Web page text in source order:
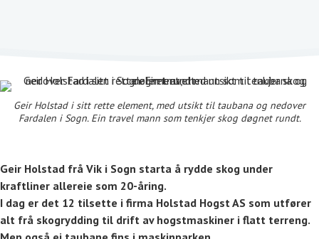
Geir Holstad i sitt rette element, med utsikt til taubana og nedover
Fardalen i Sogn. Ein travel mann som tenkjer skog døgnet rundt.
Geir Holstad frå Vik i Sogn starta å rydde skog under
kraftliner allereie som 20-åring.
I dag er det 12 tilsette i firma Holstad Hogst AS som utfører
alt frå skogrydding til drift av hogstmaskiner i flatt terreng.